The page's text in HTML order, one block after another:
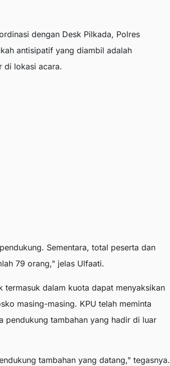
dengan Desk Pilkada, Polres
antisipatif yang diambil adalah
di lokasi acara.
Sementara, total peserta dan
79 orang," jelas Ulfaati.
dalam kuota dapat menyaksikan
masing-masing. KPU telah meminta
pendukung tambahan yang hadir di luar
tambahan yang datang," tegasnya.